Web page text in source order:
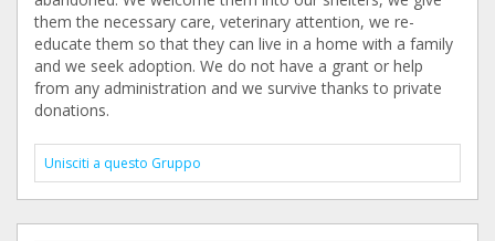
them the necessary care, veterinary attention, we re-
educate them so that they can live in a home with a family
and we seek adoption. We do not have a grant or help
from any administration and we survive thanks to private
donations.
Unisciti a questo Gruppo